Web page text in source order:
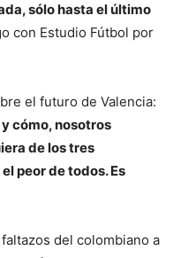
sólo hasta el último
con Estudio Fútbol por
el futuro de Valencia:
cómo, nosotros
de los tres
peor de todos. Es
del colombiano a